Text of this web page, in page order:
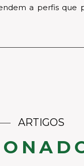
a perfis que
ARTIGOS